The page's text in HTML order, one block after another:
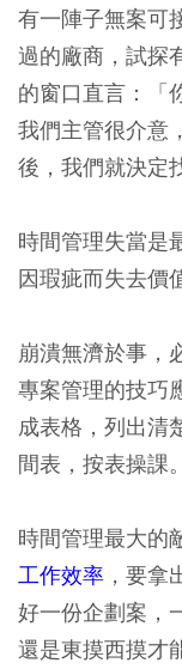
有一陣子無案可
過的廠商，試探
的窗口直言：「
我們主管很介意
後，我們就決定
時間管理失當是
因瑕疵而失去價
崩潰無濟於事，
專案管理的技巧
成表格，列出清
間表，按表操課。
時間管理最大的
工作效率 ，要
好一份企劃案，
還是東摸西摸才